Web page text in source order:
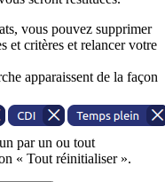
vous pouvez supprimer
et critères et relancer votre
apparaissent de la façon
par un ou tout
« Tout réinitialiser ».